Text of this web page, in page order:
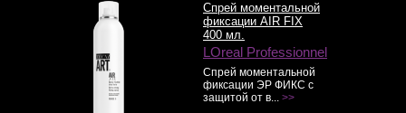
Спрей моментальной
фиксации AIR FIX
400 мл.
LOreal Professionnel
Спрей моментальной
фиксации ЭР ФИКС с
защитой от в... >>